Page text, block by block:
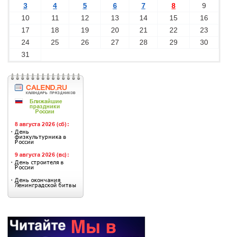
3 4 5 6 7 8
9
10
11 12 13 14 15
16
17
18 19 20 21 22
23
24
25 26 27 28 29
30
31